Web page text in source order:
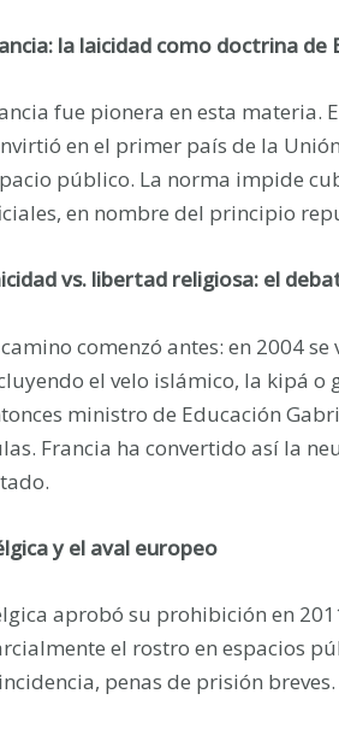
la laicidad como doctrina de
fue pionera en esta materia.
en el primer país de la
público. La norma impide
en nombre del principio
vs. libertad religiosa: el
comenzó antes: en 2004
el velo islámico, la kipá o
ministro de Educación
Francia ha convertido así la
y el aval europeo
aprobó su prohibición en
el rostro en espacios
penas de prisión breves.